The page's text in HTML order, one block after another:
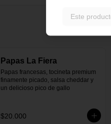
Papas La Fiera
Papas francesas, tocineta premium
finamente picado, salsa cheddar y
un delicioso pico de gallo
$20.000
Este